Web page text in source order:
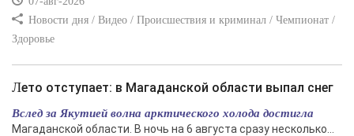
Новости дня / Видео / Происшествия и криминал / Чемпионат /
Здоровье
Лето отступает: в Магаданской области выпал снег
Вслед за Якутией волна арктического холода достигла
Магаданской области. В ночь на 6 августа сразу несколько...